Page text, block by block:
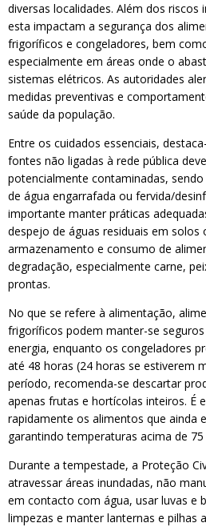
diversas localidades. Além dos
esta impactam a segurança dos
frigoríficos e congeladores, bem
especialmente em áreas onde o
sistemas elétricos. As autoridades
medidas preventivas e
saúde da população.
Entre os cuidados essenciais,
fontes não ligadas à rede pública
potencialmente contaminadas,
de água engarrafada ou fervida/
importante manter práticas
despejo de águas residuais em
armazenamento e consumo de
degradação, especialmente carne,
prontas.
No que se refere à alimentação,
frigoríficos podem manter-se
energia, enquanto os congeladores
até 48 horas (24 horas se estiverem
período, recomenda-se descartar
apenas frutas e hortícolas inteiros. É
rapidamente os alimentos que ainda
garantindo temperaturas acima de 75
Durante a tempestade, a Proteção
atravessar áreas inundadas, não
em contacto com água, usar luvas e
limpezas e manter lanternas e pilhas